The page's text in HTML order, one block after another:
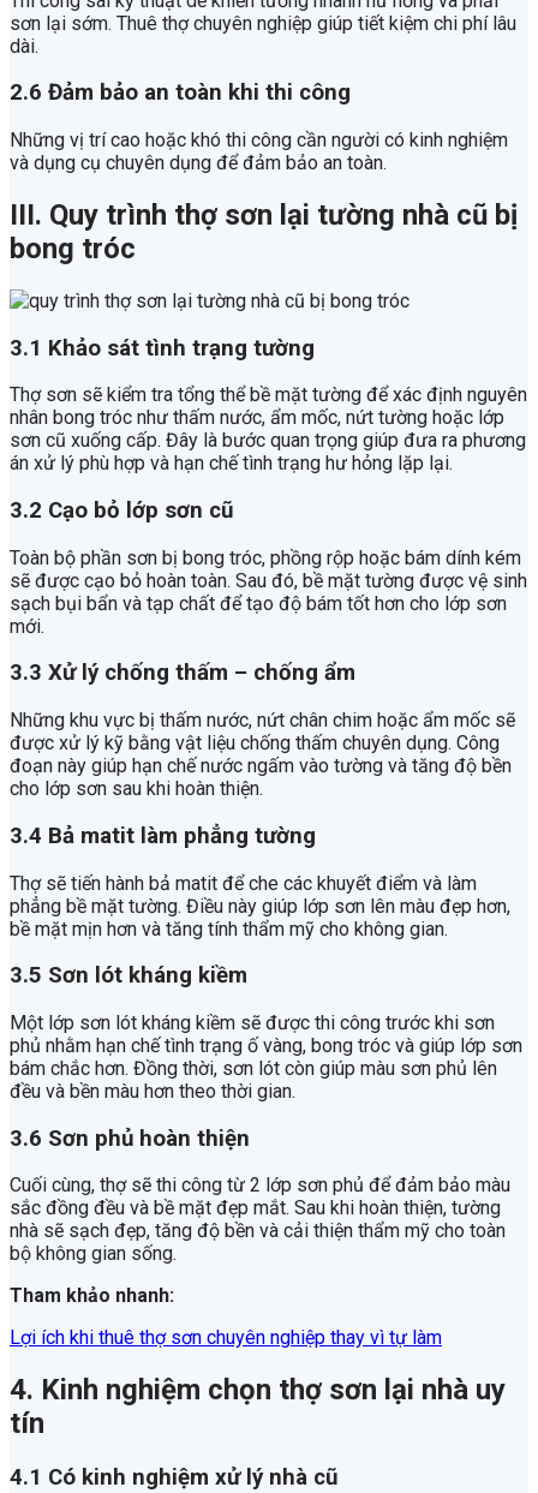
sơn lại sớm. Thuê thợ chuyên nghiệp giúp tiết kiệm chi phí lâu
dài.
2.6 Đảm bảo an toàn khi thi công
Những vị trí cao hoặc khó thi công cần người có kinh nghiệm
và dụng cụ chuyên dụng để đảm bảo an toàn.
III. Quy trình thợ sơn lại tường nhà cũ bị
bong tróc
3.1 Khảo sát tình trạng tường
Thợ sơn sẽ kiểm tra tổng thể bề mặt tường để xác định nguyên
nhân bong tróc như thấm nước, ẩm mốc, nứt tường hoặc lớp
sơn cũ xuống cấp. Đây là bước quan trọng giúp đưa ra phương
án xử lý phù hợp và hạn chế tình trạng hư hỏng lặp lại.
3.2 Cạo bỏ lớp sơn cũ
Toàn bộ phần sơn bị bong tróc, phồng rộp hoặc bám dính kém
sẽ được cạo bỏ hoàn toàn. Sau đó, bề mặt tường được vệ sinh
sạch bụi bẩn và tạp chất để tạo độ bám tốt hơn cho lớp sơn
mới.
3.3 Xử lý chống thấm – chống ẩm
Những khu vực bị thấm nước, nứt chân chim hoặc ẩm mốc sẽ
được xử lý kỹ bằng vật liệu chống thấm chuyên dụng. Công
đoạn này giúp hạn chế nước ngấm vào tường và tăng độ bền
cho lớp sơn sau khi hoàn thiện.
3.4 Bả matit làm phẳng tường
Thợ sẽ tiến hành bả matit để che các khuyết điểm và làm
phẳng bề mặt tường. Điều này giúp lớp sơn lên màu đẹp hơn,
bề mặt mịn hơn và tăng tính thẩm mỹ cho không gian.
3.5 Sơn lót kháng kiềm
Một lớp sơn lót kháng kiềm sẽ được thi công trước khi sơn
phủ nhằm hạn chế tình trạng ố vàng, bong tróc và giúp lớp sơn
bám chắc hơn. Đồng thời, sơn lót còn giúp màu sơn phủ lên
đều và bền màu hơn theo thời gian.
3.6 Sơn phủ hoàn thiện
Cuối cùng, thợ sẽ thi công từ 2 lớp sơn phủ để đảm bảo màu
sắc đồng đều và bề mặt đẹp mắt. Sau khi hoàn thiện, tường
nhà sẽ sạch đẹp, tăng độ bền và cải thiện thẩm mỹ cho toàn
bộ không gian sống.
Tham khảo nhanh:
Lợi ích khi thuê thợ sơn chuyên nghiệp thay vì tự làm
4. Kinh nghiệm chọn thợ sơn lại nhà uy
tín
4.1 Có kinh nghiệm xử lý nhà cũ